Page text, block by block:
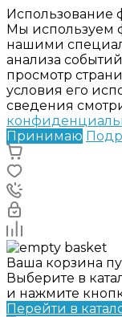
Использование
Мы используем
нашими
анализа
просмотр
условия его
сведения
Принимаю
Ваша корзина
Выберите в
и нажмите
Перейти в